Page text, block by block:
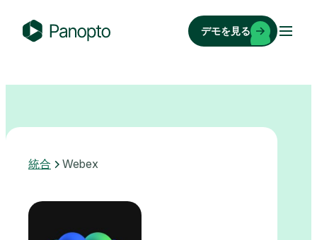
ツ
キ
n
デモを見る
統合 Webex